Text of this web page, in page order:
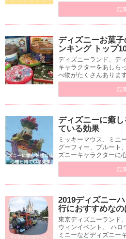
記
ディズニーお菓
ンキング トップ10
ディズニーランド、デ
キャラクターをあしら
べ物がたくさんありま
記
ディズニーに癒
ている効果
ミッキーマウス、ミニ
グーフィー、プルート
ズニーキャラクターに
記
2019ディズニー
行におすすめなの
東京ディズニーランド
ウィンイベント。 ハロ
ミニーなどディズニー